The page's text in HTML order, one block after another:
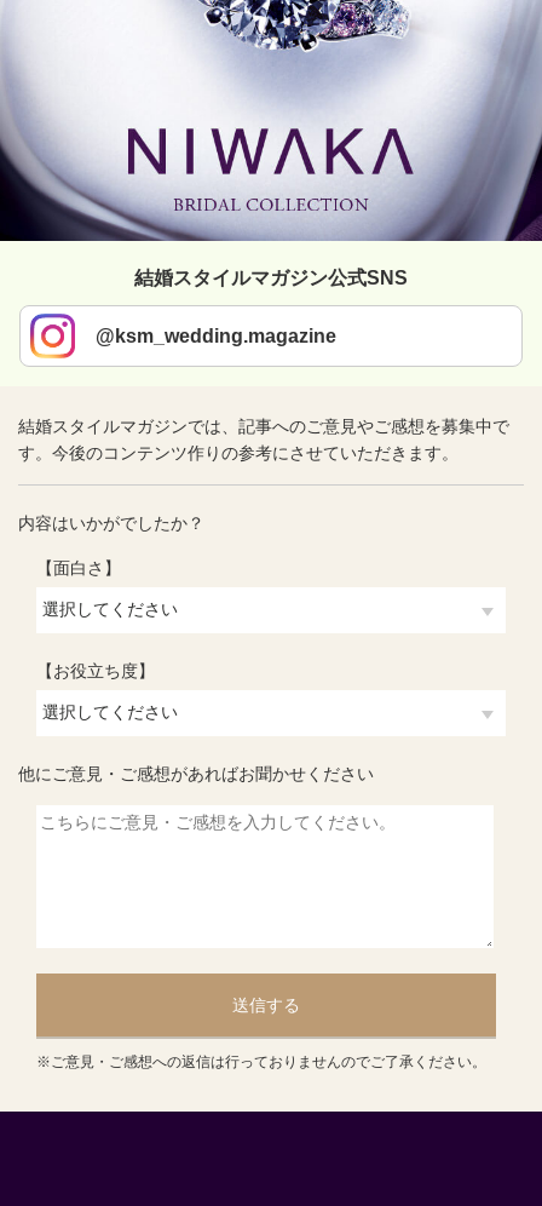
結婚スタイルマガジン公式SNS
@ksm_wedding.magazine
結婚スタイルマガジンでは、記事へのご意見やご感想を募集中で
す。今後のコンテンツ作りの参考にさせていただきます。
内容はいかがでしたか？
【面白さ】
【お役立ち度】
他にご意見・ご感想があればお聞かせください
送信する
※ご意見・ご感想への返信は行っておりませんのでご了承ください。